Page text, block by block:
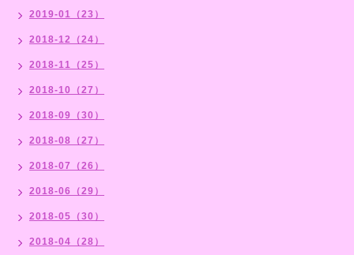
2019-01（23）
2018-12（24）
2018-11（25）
2018-10（27）
2018-09（30）
2018-08（27）
2018-07（26）
2018-06（29）
2018-05（30）
2018-04（28）